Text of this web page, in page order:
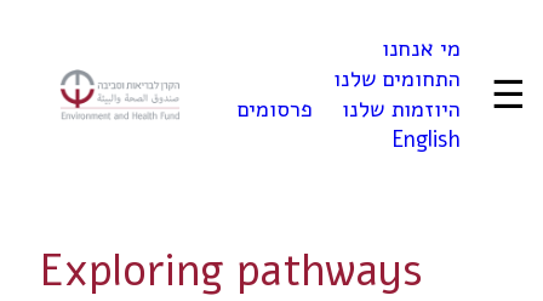
☰
מי אנחנו
התחומים שלנו
היוזמות שלנו
פרסומים
English
Exploring pathways